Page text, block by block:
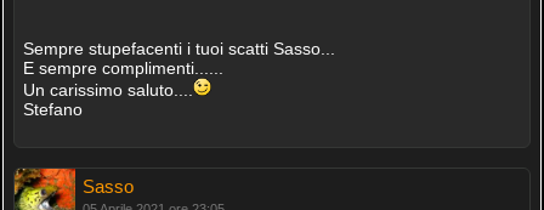
Sempre stupefacenti i tuoi scatti Sasso...
E sempre complimenti......
Un carissimo saluto....
Stefano
Sasso